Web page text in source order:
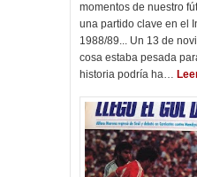
momentos de nuestro
una partido clave en el
1988/89... Un 13 de
cosa estaba pesada
historia podría ha…